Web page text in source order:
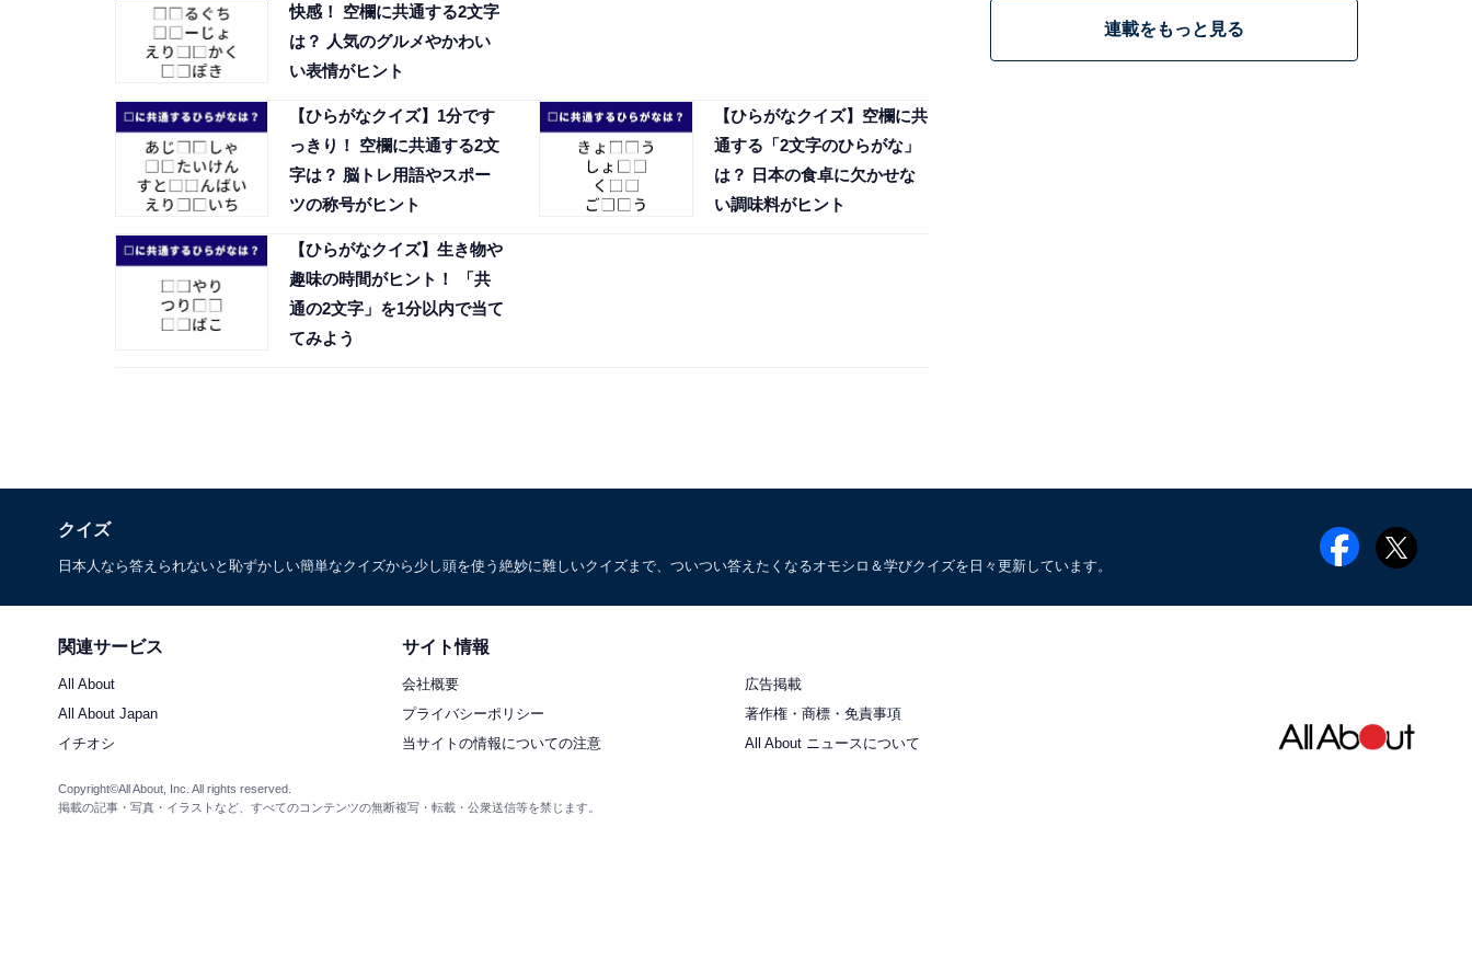
快感！ 空欄に共通する2文字
は？ 人気のグルメやかわい
い表情がヒント
【ひらがなクイズ】1分です
っきり！ 空欄に共通する2文
字は？ 脳トレ用語やスポー
ツの称号がヒント
【ひらがなクイズ】空欄に共
通する「2文字のひらがな」
は？ 日本の食卓に欠かせな
い調味料がヒント
【ひらがなクイズ】生き物や
趣味の時間がヒント！ 「共
通の2文字」を1分以内で当て
てみよう
連載をもっと見る
クイズ
日本人なら答えられないと恥ずかしい簡単なクイズから少し頭を使う絶妙に難しいクイズまで、ついつい答えたくなるオモシロ＆学びクイズを日々更新しています。
関連サービス
All About
All About Japan
イチオシ
サイト情報
会社概要
広告掲載
プライバシーポリシー
著作権・商標・免責事項
当サイトの情報についての注意
All About ニュースについて
Copyright©All About, Inc. All rights reserved.
掲載の記事・写真・イラストなど、すべてのコンテンツの無断複写・転載・公衆送信等を禁じます。